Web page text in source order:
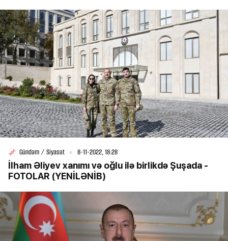
Gündəm / Siyasət 8-11-2022, 18:28
İlham Əliyev xanımı və oğlu ilə birlikdə Şuşada -
FOTOLAR (YENİLƏNİB)